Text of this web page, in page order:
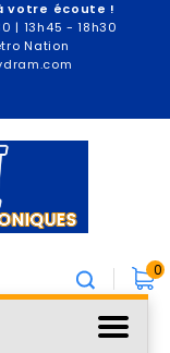
votre écoute !
| 13h45 - 18h30
Nation
0